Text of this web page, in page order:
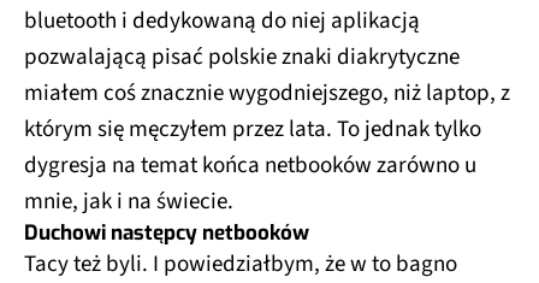
bluetooth i dedykowaną do niej aplikacją
pozwalającą pisać polskie znaki diakrytyczne
miałem coś znacznie wygodniejszego, niż laptop, z
którym się męczyłem przez lata. To jednak tylko
dygresja na temat końca netbooków zarówno u
mnie, jak i na świecie.
Duchowi następcy netbooków
Tacy też byli. I powiedziałbym, że w to bagno